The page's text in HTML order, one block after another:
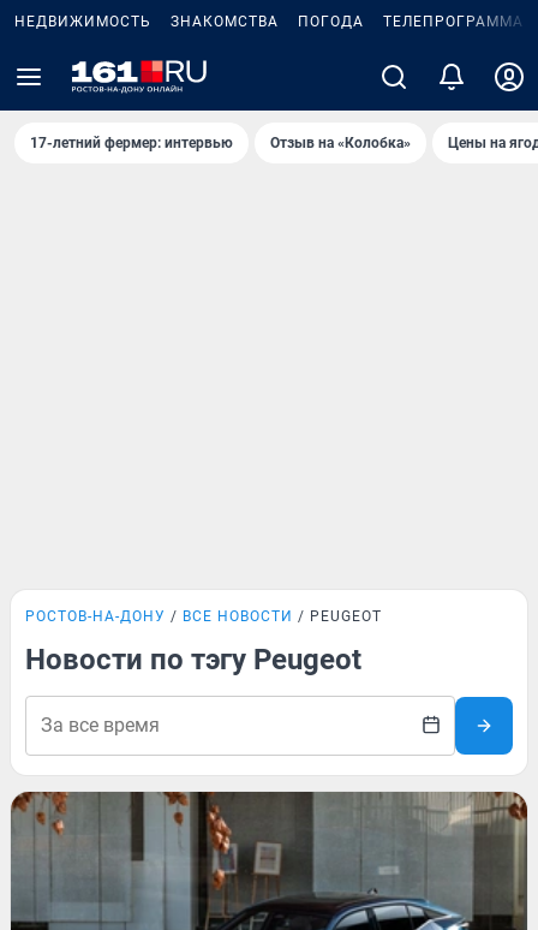
НЕДВИЖИМОСТЬ ЗНАКОМСТВА ПОГОДА ТЕЛЕПРОГРАММА
17-летний фермер: интервью Отзыв на «Колобка» Цены на
РОСТОВ-НА-ДОНУ ВСЕ НОВОСТИ PEUGEOT
Новости по тэгу Peugeot